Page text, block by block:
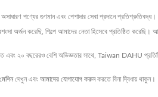
পণ্যের গুণমান এবং পেশাদার সেবা প্রদানে
অর্জন করেছি, শিল্পে আমাদের নেতা হিসেবে প্রতিষ্ঠিত
২০ বছরেরও বেশি অভিজ্ঞতার সাথে, Taiwan DAHU প্রতিটি
দেখুন এবং আমাদের যোগাযোগ করুনকরতে বিনা দ্বিধায় থাকুন।